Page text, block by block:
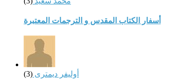
أسفار الكتاب المقدس و الترجمات المعتبرة
أوليفر ديمترى (3)